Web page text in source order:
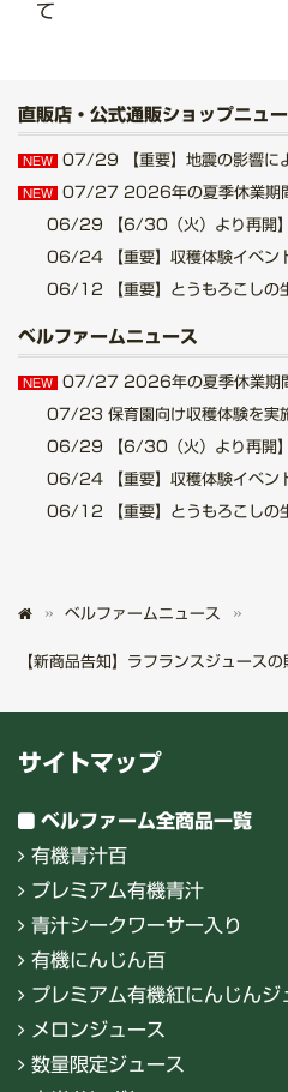
て
直販店・公式通販ショップニュ
NEW 07/29 【重要】地震の影響に
NEW 07/27 2026年の夏季休業期
06/29 【6/30（火）より再開
06/24 【重要】収穫体験イベン
06/12 【重要】とうもろこしの
ベルファームニュース
NEW 07/27 2026年の夏季休業期
07/23 保育園向け収穫体験を実
06/29 【6/30（火）より再開
06/24 【重要】収穫体験イベン
06/12 【重要】とうもろこしの
ベルファームニュース
【新商品告知】ラフランスジュース
サイトマップ
ベルファーム全商品一覧
有機青汁百
プレミアム有機青汁
青汁シークワーサー入り
有機にんじん百
プレミアム有機紅にんじんジ
メロンジュース
数量限定ジュース